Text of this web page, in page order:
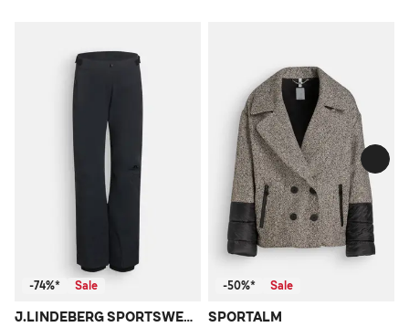
-74%* Sale
J.LINDEBERG SPORTSWEAR
-50%* Sale
SPORTALM